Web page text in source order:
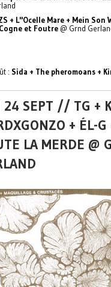
+ L''Ocelle Mare + Mein Son
et Foutre @ Grnd
: Sida + The pheromoans +
24 SEPT // TG +
+ ÉL-G
LA MERDE @